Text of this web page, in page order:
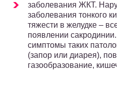
заболевания ЖКТ.
заболевания тонкого
тяжести в желудке –
появлении
симптомы таких
(запор или диарея),
газообразование,